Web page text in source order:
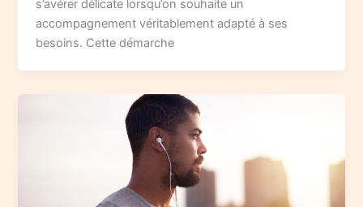
s’avérer délicate lorsqu’on souhaite un
accompagnement véritablement adapté à ses
besoins. Cette démarche